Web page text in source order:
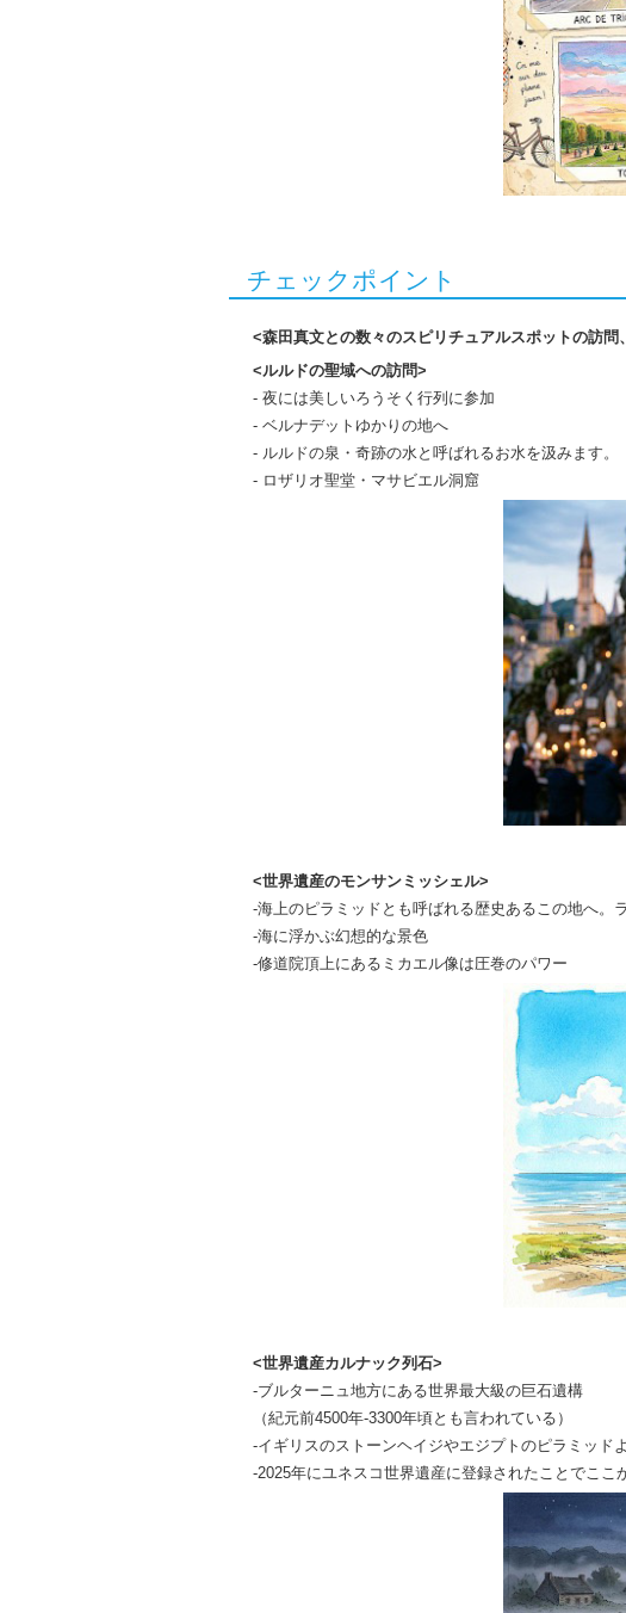
チェックポイント
<森田真文との数々のスピリチュアルスポットの訪問
<ルルドの聖域への訪問>
- 夜には美しいろうそく行列に参加
- ベルナデットゆかりの地へ
- ルルドの泉・奇跡の水と呼ばれるお水を汲みます。
- ロザリオ聖堂・マサビエル洞窟
<世界遺産のモンサンミッシェル>
-海上のピラミッドとも呼ばれる歴史あるこの地へ。
-海に浮かぶ幻想的な景色
-修道院頂上にあるミカエル像は圧巻のパワー
<世界遺産カルナック列石>
-ブルターニュ地方にある世界最大級の巨石遺構
（紀元前4500年-3300年頃とも言われている）
-イギリスのストーンヘイジやエジプトのピラミッド
-2025年にユネスコ世界遺産に登録されたことでこ